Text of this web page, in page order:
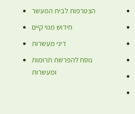
הצטרפות לבית המעשר
חידוש מנוי קיים
דיני מעשרות
נוסח להפרשת תרומות
ומעשרות